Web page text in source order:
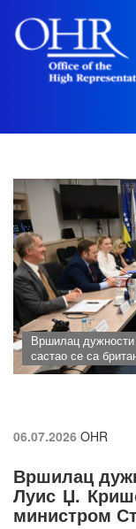
Вршилац
састао се са
06.07.2026 OHR
Вршилац
Луис Џ.
министром